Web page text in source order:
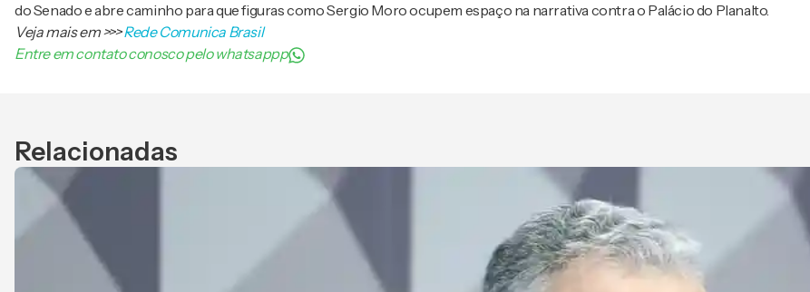
do Senado e abre caminho para que figuras como Sergio Moro ocupem espaço na narrativa contra o Palácio do Planalto.
Veja mais em>>>Rede Comunica Brasil
Entre em contato conosco pelo whatsappp
Relacionadas